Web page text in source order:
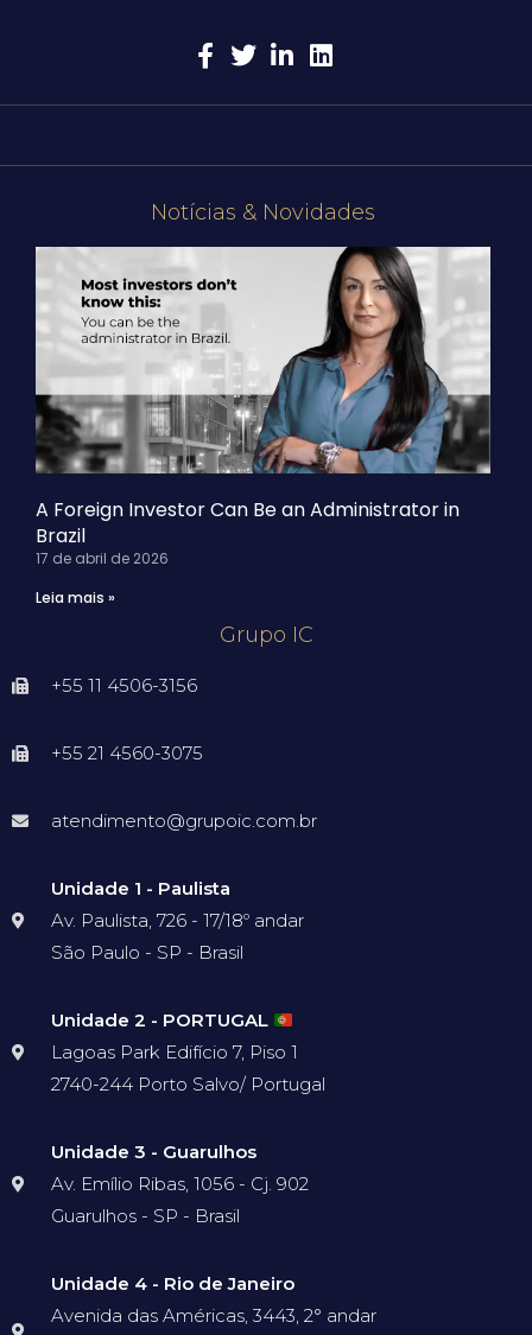
Grupo IC
+55 11 4506-3156
+55 21 4560-3075
atendimento@grupoic.com.br
Unidade 1 - Paulista
Av. Paulista, 726 - 17/18º andar
São Paulo - SP - Brasil
Unidade 2 - PORTUGAL
Lagoas Park Edifício 7, Piso 1
2740-244 Porto Salvo/ Portugal
Unidade 3 - Guarulhos
Av. Emílio Ribas, 1056 - Cj. 902
Guarulhos - SP - Brasil
Unidade 4 - Rio de Janeiro
Avenida das Américas, 3443, 2° andar
Notícias & Novidades
A Foreign Investor Can Be an Administrator in
Brazil
17 de abril de 2026
Leia mais »